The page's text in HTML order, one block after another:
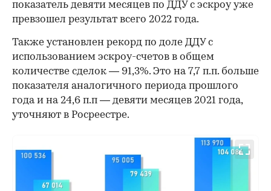
показатель девяти месяцев по ДДУ с эскроу уже
превзошел результат всего 2022 года.
Также установлен рекорд по доле ДДУ с
использованием эскроу-счетов в общем
количестве сделок — 91,3%. Это на 7,7 п.п. больше
показателя аналогичного периода прошлого
года и на 24,6 п.п — девяти месяцев 2021 года,
уточняют в Росреестре.